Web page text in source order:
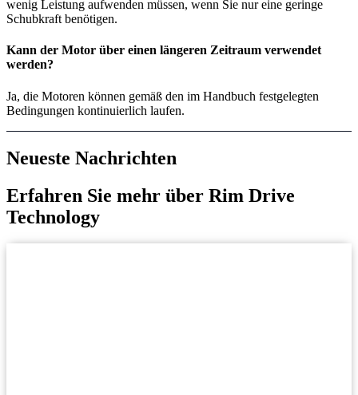
wenig Leistung aufwenden müssen, wenn Sie nur eine geringe
Schubkraft benötigen.
Kann der Motor über einen längeren Zeitraum verwendet
werden?
Ja, die Motoren können gemäß den im Handbuch festgelegten
Bedingungen kontinuierlich laufen.
Neueste Nachrichten
Erfahren Sie mehr über Rim Drive
Technology